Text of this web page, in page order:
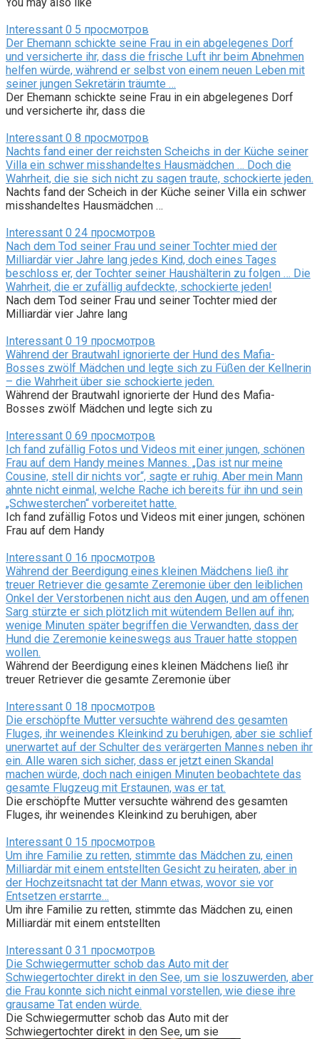
Interessant 0 5 просмотров
Der Ehemann schickte seine Frau in ein abgelegenes Dorf
und versicherte ihr, dass die frische Luft ihr beim Abnehmen
helfen würde, während er selbst von einem neuen Leben mit
seiner jungen Sekretärin träumte …
Der Ehemann schickte seine Frau in ein abgelegenes Dorf
und versicherte ihr, dass die
Interessant 0 8 просмотров
Nachts fand einer der reichsten Scheichs in der Küche seiner
Villa ein schwer misshandeltes Hausmädchen … Doch die
Wahrheit, die sie sich nicht zu sagen traute, schockierte jeden.
Nachts fand der Scheich in der Küche seiner Villa ein schwer
misshandeltes Hausmädchen …
Interessant 0 24 просмотров
Nach dem Tod seiner Frau und seiner Tochter mied der
Milliardär vier Jahre lang jedes Kind, doch eines Tages
beschloss er, der Tochter seiner Haushälterin zu folgen … Die
Wahrheit, die er zufällig aufdeckte, schockierte jeden!
Nach dem Tod seiner Frau und seiner Tochter mied der
Milliardär vier Jahre lang
Interessant 0 19 просмотров
Während der Brautwahl ignorierte der Hund des Mafia-
Bosses zwölf Mädchen und legte sich zu Füßen der Kellnerin
– die Wahrheit über sie schockierte jeden.
Während der Brautwahl ignorierte der Hund des Mafia-
Bosses zwölf Mädchen und legte sich zu
Interessant 0 69 просмотров
Ich fand zufällig Fotos und Videos mit einer jungen, schönen
Frau auf dem Handy meines Mannes. „Das ist nur meine
Cousine, stell dir nichts vor“, sagte er ruhig. Aber mein Mann
ahnte nicht einmal, welche Rache ich bereits für ihn und sein
„Schwesterchen“ vorbereitet hatte.
Ich fand zufällig Fotos und Videos mit einer jungen, schönen
Frau auf dem Handy
Interessant 0 16 просмотров
Während der Beerdigung eines kleinen Mädchens ließ ihr
treuer Retriever die gesamte Zeremonie über den leiblichen
Onkel der Verstorbenen nicht aus den Augen, und am offenen
Sarg stürzte er sich plötzlich mit wütendem Bellen auf ihn;
wenige Minuten später begriffen die Verwandten, dass der
Hund die Zeremonie keineswegs aus Trauer hatte stoppen
wollen.
Während der Beerdigung eines kleinen Mädchens ließ ihr
treuer Retriever die gesamte Zeremonie über
Interessant 0 18 просмотров
Die erschöpfte Mutter versuchte während des gesamten
Fluges, ihr weinendes Kleinkind zu beruhigen, aber sie schlief
unerwartet auf der Schulter des verärgerten Mannes neben ihr
ein. Alle waren sich sicher, dass er jetzt einen Skandal
machen würde, doch nach einigen Minuten beobachtete das
gesamte Flugzeug mit Erstaunen, was er tat.
Die erschöpfte Mutter versuchte während des gesamten
Fluges, ihr weinendes Kleinkind zu beruhigen, aber
Interessant 0 15 просмотров
Um ihre Familie zu retten, stimmte das Mädchen zu, einen
Milliardär mit einem entstellten Gesicht zu heiraten, aber in
der Hochzeitsnacht tat der Mann etwas, wovor sie vor
Entsetzen erstarrte…
Um ihre Familie zu retten, stimmte das Mädchen zu, einen
Milliardär mit einem entstellten
Interessant 0 31 просмотров
Die Schwiegermutter schob das Auto mit der
Schwiegertochter direkt in den See, um sie loszuwerden, aber
die Frau konnte sich nicht einmal vorstellen, wie diese ihre
grausame Tat enden würde.
Die Schwiegermutter schob das Auto mit der
Schwiegertochter direkt in den See, um sie